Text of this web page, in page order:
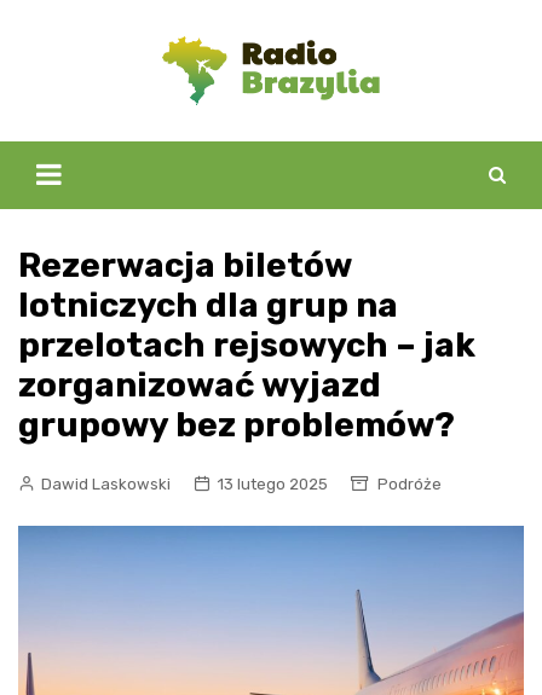
Rezerwacja biletów
lotniczych dla grup na
przelotach rejsowych – jak
zorganizować wyjazd
grupowy bez problemów?
Dawid Laskowski 13 lutego 2025 Podróże